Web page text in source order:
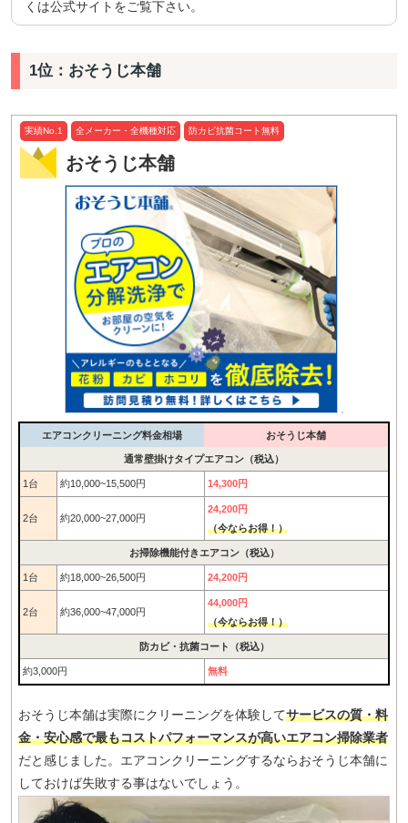
くは公式サイトをご覧下さい。
1位：おそうじ本舗
実績No.1 全メーカー・全機種対応 防カビ抗菌コート無料
おそうじ本舗
エアコンクリーニング料金相場 おそうじ本舗
通常壁掛けタイプエアコン（税込）
1台 約10,000~15,500円 14,300円
2台 約20,000~27,000円
24,200円
（今ならお得！）
お掃除機能付きエアコン（税込）
1台 約18,000~26,500円 24,200円
2台 約36,000~47,000円
44,000円
（今ならお得！）
防カビ・抗菌コート（税込）
約3,000円 無料
おそうじ本舗は実際にクリーニングを体験してサービスの質・料
金・安心感で最もコストパフォーマンスが高いエアコン掃除業者
だと感じました。エアコンクリーニングするならおそうじ本舗に
しておけば失敗する事はないでしょう。